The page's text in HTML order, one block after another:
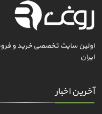
اولین سایت تخصصی خرید و
ایران
آخرین اخبار